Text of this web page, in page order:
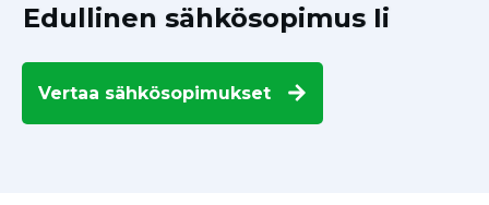
Edullinen sähkösopimus Ii
Vertaa sähkösopimukset